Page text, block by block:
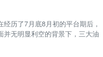
历了7月底8月初的平台期后，
无明显利空的背景下，三大油